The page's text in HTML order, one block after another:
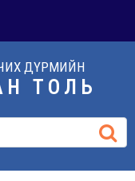
ДҮРМИЙН
ТОЛЬ